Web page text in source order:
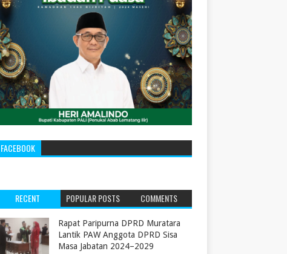
FACEBOOK
RECENT POPULAR POSTS COMMENTS
‎Rapat Paripurna DPRD Muratara
Lantik PAW Anggota DPRD Sisa
Masa Jabatan 2024–2029 ‎